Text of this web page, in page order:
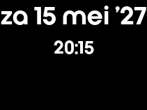
za 15 mei ’27
20:15